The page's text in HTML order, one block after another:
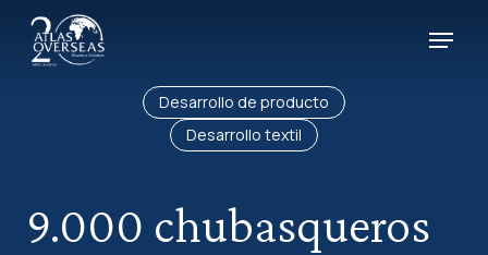
main
Menu
Desarrollo de producto
Desarrollo textil
9.000 chubasqueros